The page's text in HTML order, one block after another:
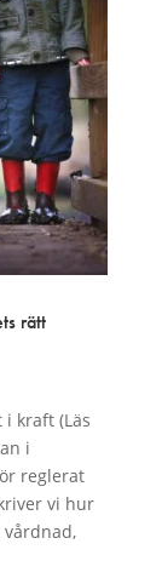
rätt
kraft (Läs
i
reglerat
vi hur